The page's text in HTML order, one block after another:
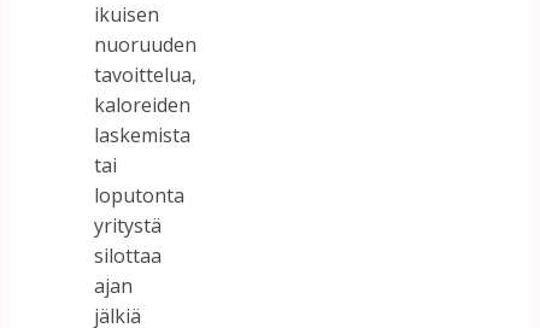
ikuisen
nuoruuden
tavoittelua,
kaloreiden
laskemista
tai
loputonta
yritystä
silottaa
ajan
jälkiä